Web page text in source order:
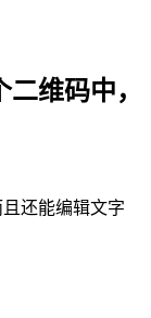
维码中，
还能编辑文字